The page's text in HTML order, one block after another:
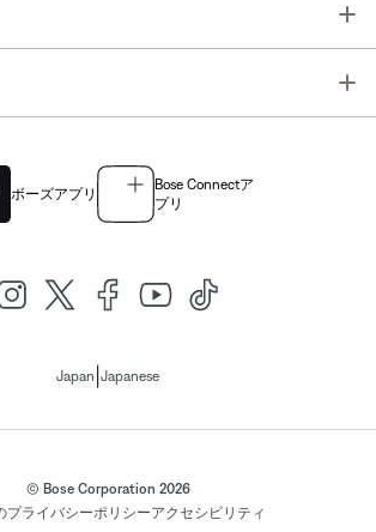
ボーズアプリ
Bose Connectア
プリ
Japan Japanese
© Bose Corporation 2026
プライバシーポリシーアクセシビリティ